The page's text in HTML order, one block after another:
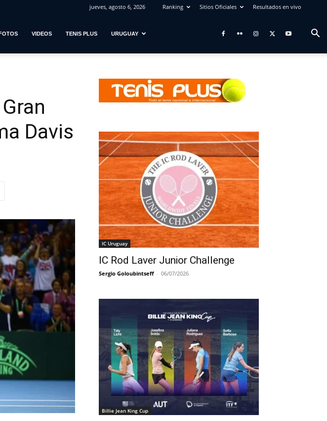
jueves, agosto 6, 2026 Ranking Sitios Oficiales Resultados en vivo
VIDEOS TENIS PLUS URUGUAY
Davis
IC Uruguay
IC Rod Laver Junior Challenge
Sergio Goloubintseff - 06/07/2026
Billie Jean King Cup